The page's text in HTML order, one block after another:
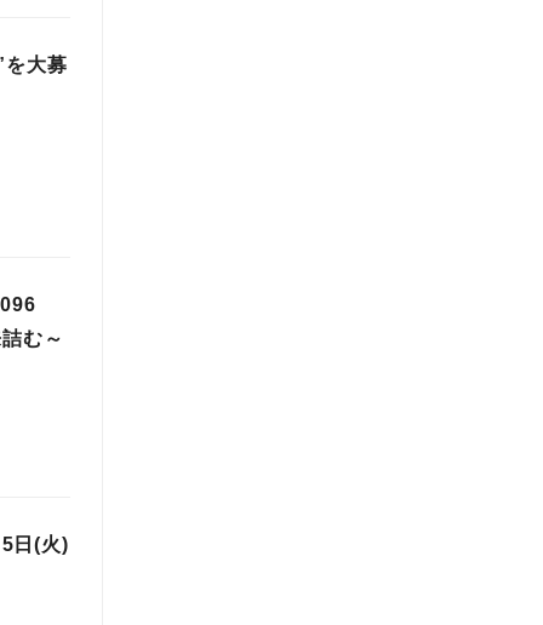
を大募
む～
日(火)